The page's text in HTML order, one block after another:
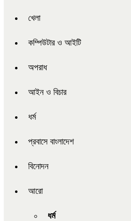
খেলা
কম্পিউটার ও আইটি
অপরাধ
আইন ও বিচার
ধর্ম
প্রবাসে বাংলাদেশ
বিনোদন
আরো
ধর্ম